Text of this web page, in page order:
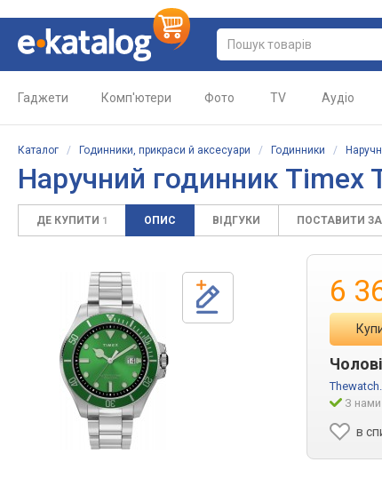
Гаджети Комп'ютери Фото TV Аудіо
Каталог / Годинники, прикраси й аксесуари / Годинники /
Наручний годинник Timex
ДЕ КУПИТИ 1 ОПИС ВІДГУКИ ПОСТАВИТИ
6
З нами
в